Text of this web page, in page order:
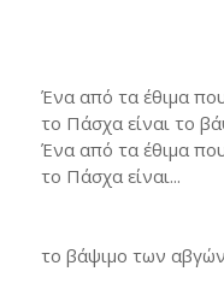
Ένα από τα έθιμα
το Πάσχα είναι το
Ένα από τα έθιμα
το Πάσχα είναι...
το βάψιμο των